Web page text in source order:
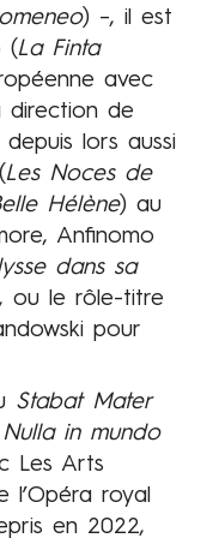
) –, il est
(La Finta
avec
direction de
depuis lors aussi
Les Noces de
Hélène) au
Anfinomo
dans sa
ou le rôle-titre
pour
Stabat Mater
Nulla in mundo
Les Arts
l’Opéra royal
en 2022,